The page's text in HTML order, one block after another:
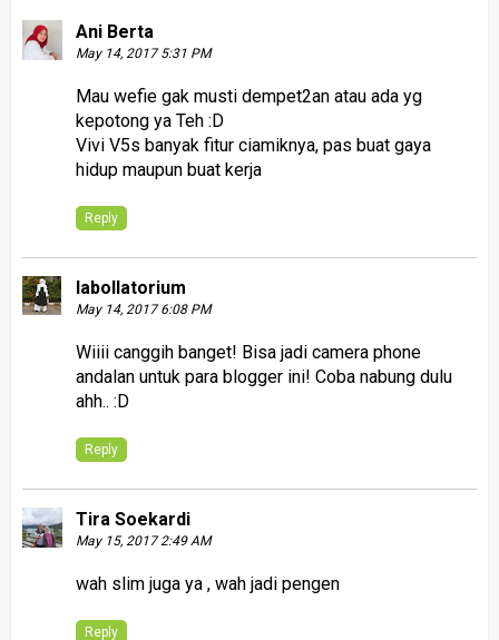
Ani Berta
May 14, 2017 5:31 PM
Mau wefie gak musti dempet2an atau ada yg
kepotong ya Teh :D
Vivi V5s banyak fitur ciamiknya, pas buat gaya
hidup maupun buat kerja
Reply
labollatorium
May 14, 2017 6:08 PM
Wiiii canggih banget! Bisa jadi camera phone
andalan untuk para blogger ini! Coba nabung dulu
ahh.. :D
Reply
Tira Soekardi
May 15, 2017 2:49 AM
wah slim juga ya , wah jadi pengen
Reply